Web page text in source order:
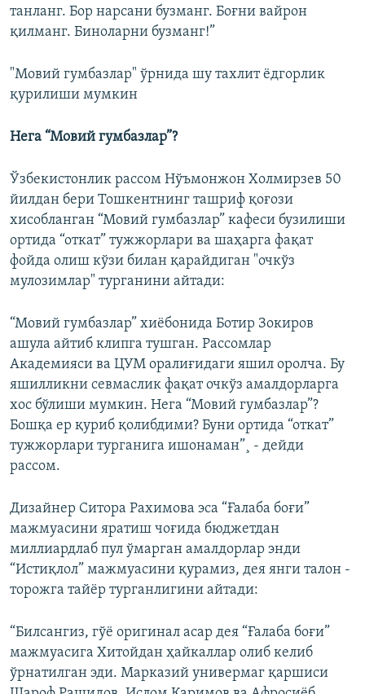
танланг. Бор нарсани бузманг. Боғни вайрон
қилманг. Биноларни бузманг!”
"Мовий гумбазлар" ўрнида шу тахлит ëдгорлик
қурилиши мумкин
Нега “Мовий гумбазлар”?
Ўзбекистонлик рассом Нўъмонжон Холмирзев 50
йилдан бери Тошкентнинг ташриф қоғози
хисобланган “Мовий гумбазлар” кафеси бузилиши
ортида “откат” тужжорлари ва шаҳарга фақат
фойда олиш кўзи билан қарайдиган "очкўз
мулозимлар" турганини айтади:
“Мовий гумбазлар” хиëбонида Ботир Зокиров
ашула айтиб клипга тушган. Рассомлар
Академияси ва ЦУМ оралиғидаги яшил оролча. Бу
яшилликни севмаслик фақат очкўз амалдорларга
хос бўлиши мумкин. Нега “Мовий гумбазлар”?
Бошқа ер қуриб қолибдими? Буни ортида “откат”
тужжорлари турганига ишонаман”¸ - дейди
рассом.
Дизайнер Ситора Рахимова эса “Ғалаба боғи”
мажмуасини яратиш чоғида бюджетдан
миллиардлаб пул ўмарган амалдорлар энди
“Истиқлол” мажмуасини қурамиз, дея янги талон -
торожга тайëр турганлигини айтади:
“Билсангиз, гўë оригинал асар дея “Ғалаба боғи”
мажмуасига Хитойдан ҳайкаллар олиб келиб
ўрнатилган эди. Марказий универмаг қаршиси